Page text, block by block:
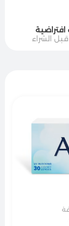
افتراضية
الشراء